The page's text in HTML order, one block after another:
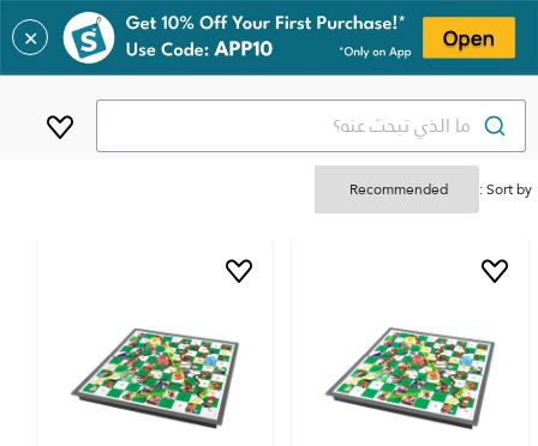
✕
ما الذي تبحث عنه؟
Sort by :